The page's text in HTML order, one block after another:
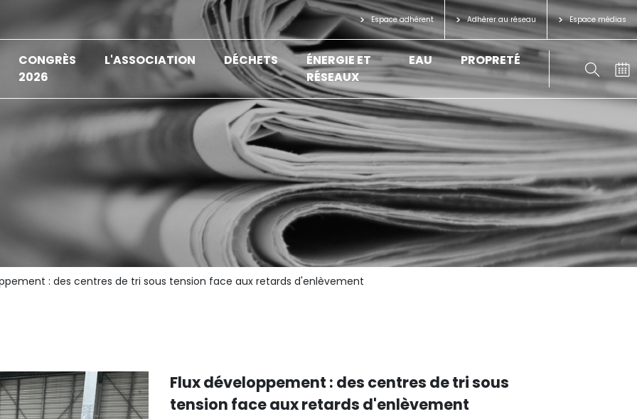
Espace adhérent Adhérer au réseau Espace médias
CONGRÈS
2026
L'ASSOCIATION DÉCHETS
ÉNERGIE ET
RÉSEAUX
EAU PROPRETÉ
: des centres de tri sous tension face aux retards d'enlèvement
Flux développement : des centres de tri sous
tension face aux retards d'enlèvement